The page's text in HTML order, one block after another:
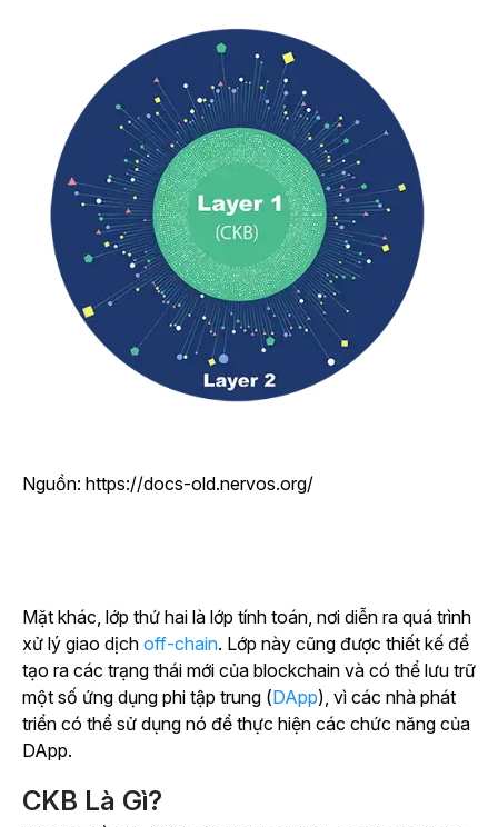
Nguồn: https://docs-old.nervos.org/
Mặt khác, lớp thứ hai là lớp tính toán, nơi diễn ra quá trình
xử lý giao dịch off-chain. Lớp này cũng được thiết kế để
tạo ra các trạng thái mới của blockchain và có thể lưu trữ
một số ứng dụng phi tập trung (DApp), vì các nhà phát
triển có thể sử dụng nó để thực hiện các chức năng của
DApp.
CKB Là Gì?